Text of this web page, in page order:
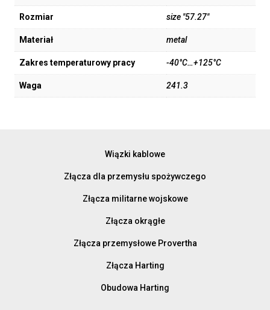
Rozmiar size "57.27"
Materiał metal
Zakres temperaturowy pracy -40°C…+125°C
Waga 241.3
Wiązki kablowe
Złącza dla przemysłu spożywczego
Złącza militarne wojskowe
Złącza okrągłe
Złącza przemysłowe Provertha
Złącza Harting
Obudowa Harting